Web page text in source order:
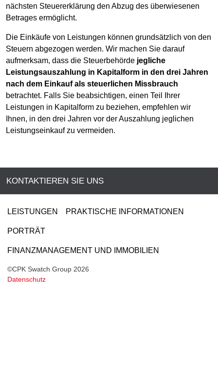
nächsten Steuererklärung den Abzug des überwiesenen
Betrages ermöglicht.
Die Einkäufe von Leistungen können grundsätzlich von den
Steuern abgezogen werden. Wir machen Sie darauf
aufmerksam, dass die Steuerbehörde jegliche
Leistungsauszahlung in Kapitalform in den drei Jahren
nach dem Einkauf als steuerlichen Missbrauch
betrachtet. Falls Sie beabsichtigen, einen Teil Ihrer
Leistungen in Kapitalform zu beziehen, empfehlen wir
Ihnen, in den drei Jahren vor der Auszahlung jeglichen
Leistungseinkauf zu vermeiden.
KONTAKTIEREN SIE UNS
©CPK Swatch Group 2026
Datenschutz
LEISTUNGEN PRAKTISCHE INFORMATIONEN
PORTRÄT
FINANZMANAGEMENT UND IMMOBILIEN